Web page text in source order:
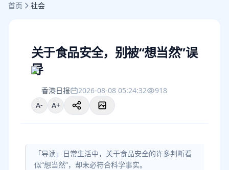
首页 社会
关于食品安全，别被“想当然”误
导
香港日报 2026-08-08 05:24:32
918
A-
A+
「导读」日常生活中，关于食品安全的许多判断看
似“想当然”，却未必符合科学事实。